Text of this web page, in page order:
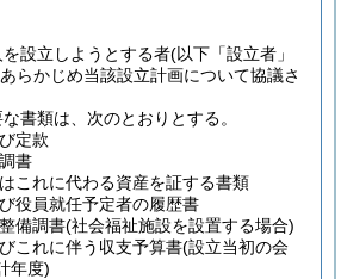
設立しようとする者(以下「設立者」
らかじめ当該設立計画について協議さ
書類は、次のとおりとする。
定款
書
これに代わる資産を証する書類
役員就任予定者の履歴書
備調書(社会福祉施設を設置する場合)
これに伴う収支予算書(設立当初の会
年度)